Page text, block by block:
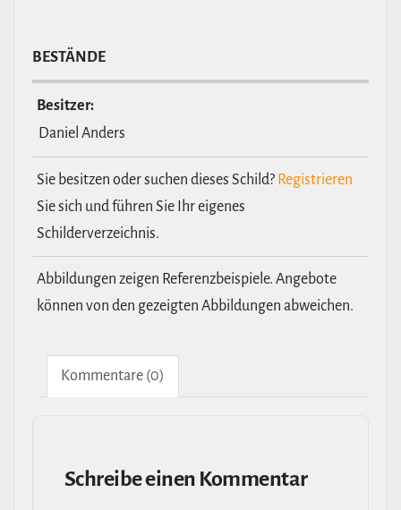
BESTÄNDE
Besitzer:
Daniel Anders
Sie besitzen oder suchen dieses Schild? Registrieren
Sie sich und führen Sie Ihr eigenes
Schilderverzeichnis.
Abbildungen zeigen Referenzbeispiele. Angebote
können von den gezeigten Abbildungen abweichen.
Kom­men­tare (0)
Schreibe einen Kommentar